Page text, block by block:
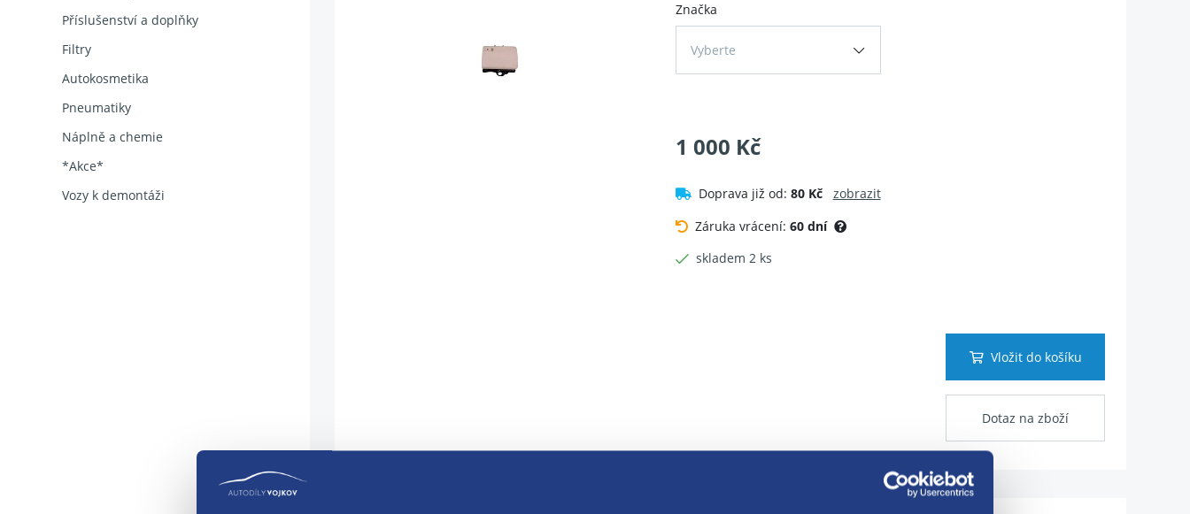
Příslušenství a doplňky
Filtry
Autokosmetika
Pneumatiky
Náplně a chemie
*Akce*
Vozy k demontáži
Značka
Vyberte
1 000 Kč
Doprava již od: 80 Kč
zobrazit
Záruka vrácení: 60 dní
skladem 2 ks
Vložit do košíku
Dotaz na zboží